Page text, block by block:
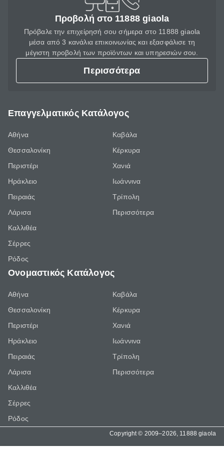
Προβολή στο 11888 giaola
Πρόβαλε την επιχείρησή σου σήμερα στο 11888 giaola
μέσα από 3 κανάλια επικοινωνίας και εξασφάλισε τη
μέγιστη προβολή των προϊόντων και υπηρεσιών σου.
Περισσότερα
Επαγγελματικός Κατάλογος
Αθήνα
Θεσσαλονίκη
Περιστέρι
Ηράκλειο
Πειραιάς
Λάρισα
Καλλιθέα
Σέρρες
Ρόδος
Καβάλα
Κέρκυρα
Χανιά
Ιωάννινα
Τρίπολη
Περισσότερα
Ονομαστικός Κατάλογος
Αθήνα
Θεσσαλονίκη
Περιστέρι
Ηράκλειο
Πειραιάς
Λάρισα
Καλλιθέα
Σέρρες
Ρόδος
Καβάλα
Κέρκυρα
Χανιά
Ιωάννινα
Τρίπολη
Περισσότερα
Copyright © 2009–2026, 11888 giaola